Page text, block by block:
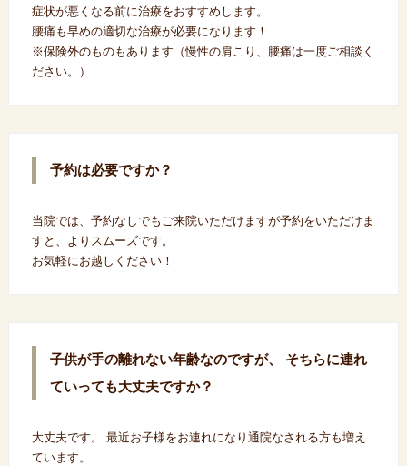
症状が悪くなる前に治療をおすすめします。
腰痛も早めの適切な治療が必要になります！
※保険外のものもあります（慢性の肩こり、腰痛は一度ご相談く
ださい。）
予約は必要ですか？
当院では、予約なしでもご来院いただけますが予約をいただけま
すと、よりスムーズです。
お気軽にお越しください！
子供が手の離れない年齢なのですが、 そちらに連れ
ていっても大丈夫ですか？
大丈夫です。 最近お子様をお連れになり通院なされる方も増え
ています。